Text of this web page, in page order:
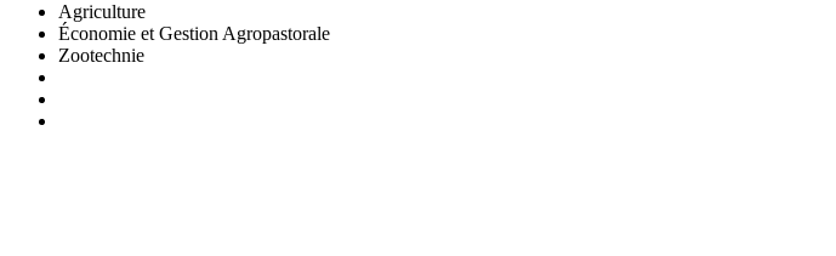
Agriculture
Économie et Gestion Agropastorale
Zootechnie